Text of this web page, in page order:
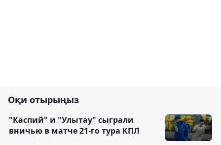
Оқи отырыңыз
"Каспий" и "Улытау" сыграли
вничью в матче 21-го тура КПЛ